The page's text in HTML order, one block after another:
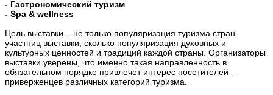
- Гастрономический туризм
- Spa & wellness
Цель выставки – не только популяризация туризма стран-
участниц выставки, сколько популяризация духовных и
культурных ценностей и традиций каждой страны. Организаторы
выставки уверены, что именно такая направленность в
обязательном порядке привлечет интерес посетителей –
приверженцев различных категорий туризма.